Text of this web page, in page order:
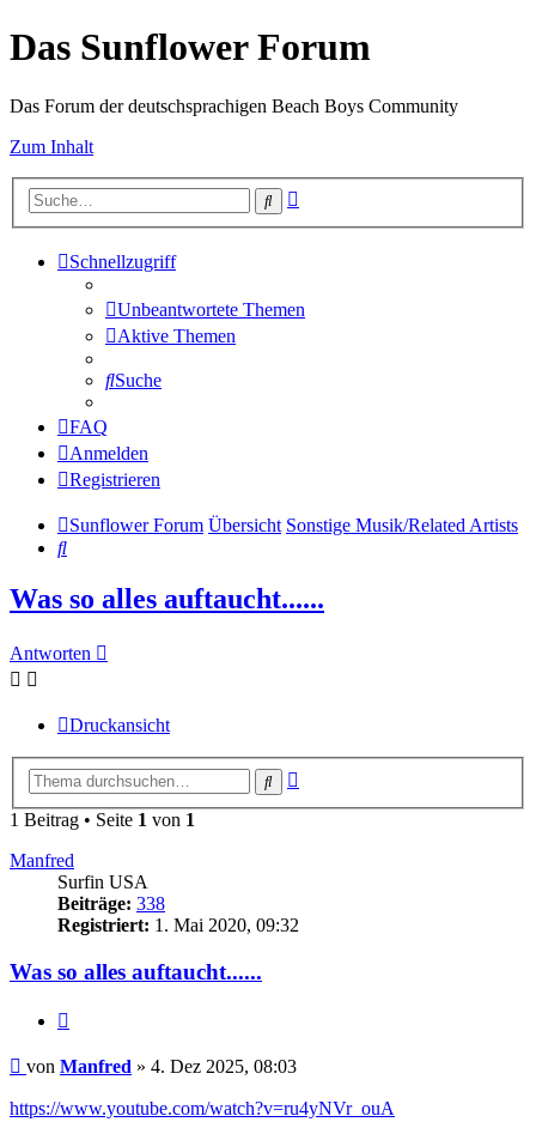
Das Sunflower Forum
Das Forum der deutschsprachigen Beach Boys Community
Zum Inhalt
Suche
Schnellzugriff
Unbeantwortete Themen
Aktive Themen
Suche
FAQ
Anmelden
Registrieren
Sunflower Forum Übersicht Sonstige Musik/Related Artists
Suche
Was so alles auftaucht......
Antworten
Druckansicht
Suche
1 Beitrag • Seite 1 von 1
Manfred
Surfin USA
Beiträge: 338
Registriert: 1. Mai 2020, 09:32
Was so alles auftaucht......
Beitrag
von Manfred » 4. Dez 2025, 08:03
https://www.youtube.com/watch?v=ru4yNVr_ouA